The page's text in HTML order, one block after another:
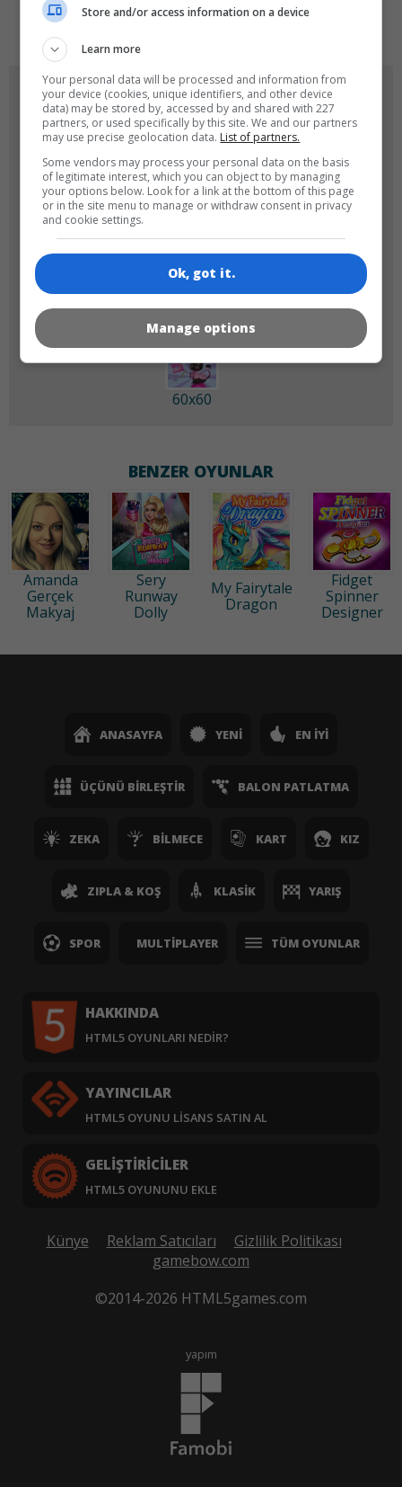
en
OYUN RESIMLERI
180x180 120x120
60x60
BENZER OYUNLAR
Amanda
Gerçek
Makyaj
Sery
Runway
Dolly
My Fairytale
Dragon
Fidget
Spinner
Designer
ANASAYFA YENI EN İYI
ÜÇÜNÜ BIRLEŞTIR BALON PATLATMA
ZEKA BILMECE KART KIZ
ZIPLA & KOŞ KLASIK YARIŞ
SPOR MULTIPLAYER TÜM OYUNLAR
HAKKINDA
HTML5 OYUNLARI NEDIR?
YAYINCILAR
HTML5 OYUNU LISANS SATIN AL
GELIŞTIRICILER
HTML5 OYUNUNU EKLE
Künye Reklam Satıcıları
Gizlilik Politikası
gamebow.com
©2014-2026 HTML5games.com
yapım
Store and/or access information on a device
Learn more
Your personal data will be processed and information from
your device (cookies, unique identifiers, and other device
data) may be stored by, accessed by and shared with 227
partners, or used specifically by this site. We and our partners
may use precise geolocation data. List of partners.
Some vendors may process your personal data on the basis
of legitimate interest, which you can object to by managing
your options below. Look for a link at the bottom of this page
or in the site menu to manage or withdraw consent in privacy
and cookie settings.
Ok, got it.
Manage options